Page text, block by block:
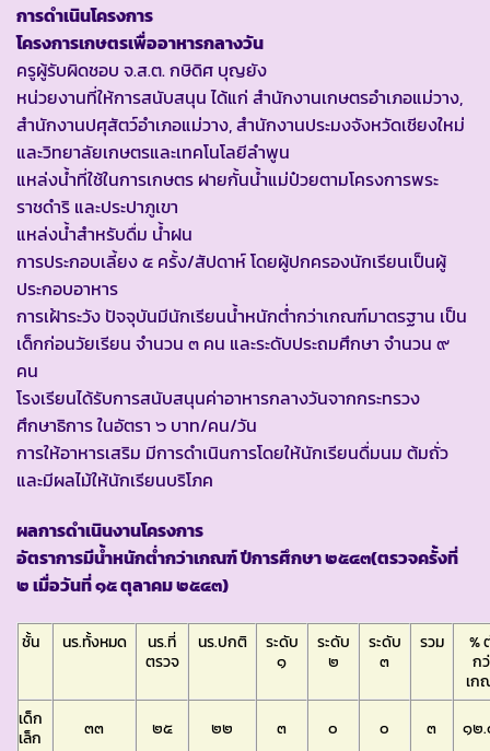
การดำเนินโครงการ
โครงการเกษตรเพื่ออาหารกลางวัน
ครูผู้รับผิดชอบ จ.ส.ต. กษิดิศ บุญยัง
หน่วยงานที่ให้การสนับสนุน ได้แก่ สำนักงานเกษตรอำเภอแม่วาง,
สำนักงานปศุสัตว์อำเภอแม่วาง, สำนักงานประมงจังหวัดเชียงใหม่
และวิทยาลัยเกษตรและเทคโนโลยีลำพูน
แหล่งน้ำที่ใช้ในการเกษตร ฝายกั้นน้ำแม่ป๋วยตามโครงการพระ
ราชดำริ และประปาภูเขา
แหล่งน้ำสำหรับดื่ม น้ำฝน
การประกอบเลี้ยง ๕ ครั้ง/สัปดาห์ โดยผู้ปกครองนักเรียนเป็นผู้
ประกอบอาหาร
การเฝ้าระวัง ปัจจุบันมีนักเรียนน้ำหนักต่ำกว่าเกณฑ์มาตรฐาน เป็น
เด็กก่อนวัยเรียน จำนวน ๓ คน และระดับประถมศึกษา จำนวน ๙
คน
โรงเรียนได้รับการสนับสนุนค่าอาหารกลางวันจากกระทรวง
ศึกษาธิการ ในอัตรา ๖ บาท/คน/วัน
การให้อาหารเสริม มีการดำเนินการโดยให้นักเรียนดื่มนม ต้มถั่ว
และมีผลไม้ให้นักเรียนบริโภค
ผลการดำเนินงานโครงการ
อัตราการมีน้ำหนักต่ำกว่าเกณฑ์ ปีการศึกษา ๒๕๔๓(ตรวจครั้งที่
๒ เมื่อวันที่ ๑๕ ตุลาคม ๒๕๔๓)
ชั้น นร.ทั้งหมด
นร.ที่
ตรวจ
นร.ปกติ
ระดับ
๑
ระดับ
๒
ระดับ
๓
รวม
%
ก
เก
เด็ก
เล็ก
๓๓ ๒๕ ๒๒ ๓ ๐ ๐ ๓ ๑๒